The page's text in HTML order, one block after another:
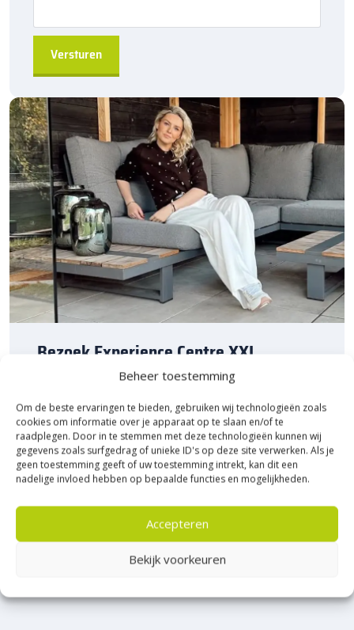
Beheer toestemming
Om de beste ervaringen te bieden, gebruiken wij technologieën zoals
cookies om informatie over je apparaat op te slaan en/of te
raadplegen. Door in te stemmen met deze technologieën kunnen wij
gegevens zoals surfgedrag of unieke ID's op deze site verwerken. Als je
geen toestemming geeft of uw toestemming intrekt, kan dit een
nadelige invloed hebben op bepaalde functies en mogelijkheden.
Accepteren
Bekijk voorkeuren
project.
afzetten van wegen en het verbeteren van de verkeersveiligheid.
Deze band is geschikt voor verschillende breedte- en
hoogtematen, waardoor hij zich aanpast aan diverse
omstandigheden. Ideaal voor zowel grote infrastructuurprojecten
als kleinere toepassingen.
Verzeker uzelf van de kwaliteit en veiligheid die de
Kijlstra RWS-
bandenbieden en begin vandaag nog met het aanleggen van
efficiënte en zichtbare verkeersafscheidingen.
Bezoek Experience Centre XXL
Bijna het gehele Kijlstra assortiment vind je in het
prachtige Heerde.
★ 2.500m² Experience Centre XXL in Heerde!
Kom gezellig langs!